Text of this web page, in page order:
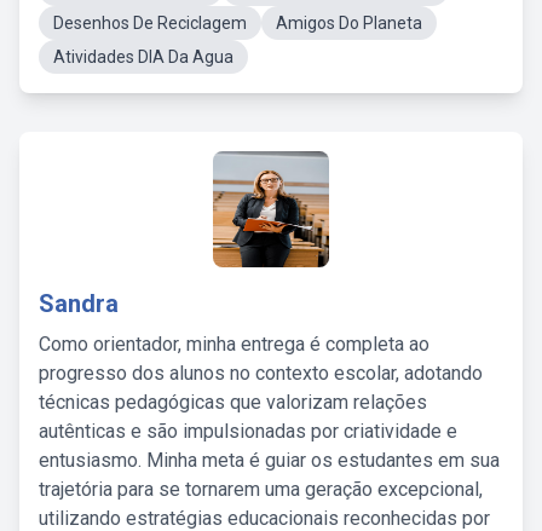
Desenhos De Reciclagem
Amigos Do Planeta
Atividades DIA Da Agua
Sandra
Como orientador, minha entrega é completa ao
progresso dos alunos no contexto escolar, adotando
técnicas pedagógicas que valorizam relações
autênticas e são impulsionadas por criatividade e
entusiasmo. Minha meta é guiar os estudantes em sua
trajetória para se tornarem uma geração excepcional,
utilizando estratégias educacionais reconhecidas por